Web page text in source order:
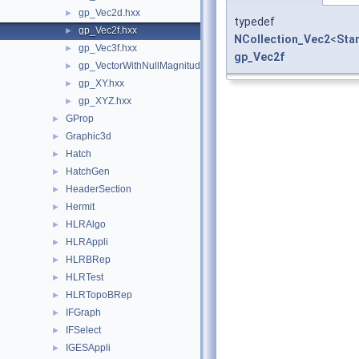
► gp_Vec2d.hxx
► gp_Vec2f.hxx
► gp_Vec3f.hxx
► gp_VectorWithNullMagnitude.hxx
► gp_XY.hxx
► gp_XYZ.hxx
► GProp
► Graphic3d
► Hatch
► HatchGen
► HeaderSection
► Hermit
► HLRAlgo
► HLRAppli
► HLRBRep
► HLRTest
► HLRTopoBRep
► IFGraph
► IFSelect
► IGESAppli
typedef
NCollection_Vec2<
gp_Vec2f